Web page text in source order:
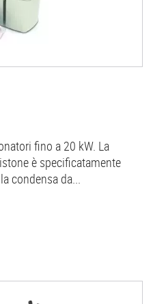
fino a 20 kW. La
è specificatamente
condensa da...